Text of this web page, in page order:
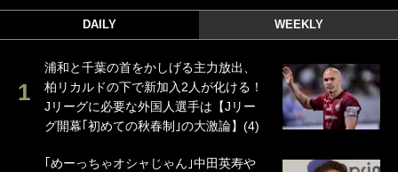
DAILY WEEKLY
浦和と千葉の首をかしげる主力放出、
柏リカルドの下で新加入2人が化ける！
Jリーグに必要な外国人選手は【Jリー
グ開幕｢初めての秋春制｣の大激論】(4)
｢めーっちゃオシャじゃん｣中田英寿や